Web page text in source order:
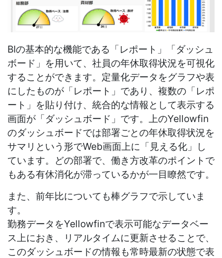
BIの基本的な機能である「レポート」「ダッシュ
ボード」を用いて、社員の年休取得状況を可視化
することができます。定量化データをグラフや表
にしたものが「レポート」であり、複数の「レポ
ート」を貼り付け、統合的な情報として表示する
画面が「ダッシュボード」です。上のYellowfin
のダッシュボードでは部署ごとの年休取得状況を
サマリという形でWeb画面上に「見える化」し
ています。どの部署で、働き方改革のポイントで
もある有休消化が滞っているかが一目瞭然です。
また、前年比についても棒グラフで示していま
す。
勤務データをYellowfinで表示可能なデータベー
ス上におき、リアルタイムに更新させることで、
このダッシュボードの情報も常時最新の状態で表